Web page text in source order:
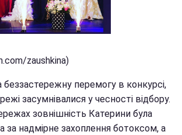
zaushkina)
перемогу в конкурсі,
засумнівалися у чесності відбору.
зовнішність Катерини була
за надмірне захоплення ботоксом, а